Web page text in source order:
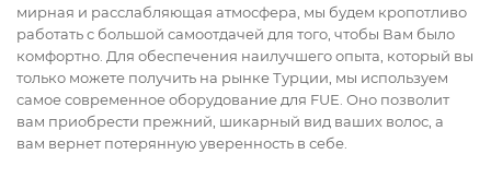
мирная и расслабляющая атмосфера, мы будем кропотливо
работать с большой самоотдачей для того, чтобы Вам было
комфортно. Для обеспечения наилучшего опыта, который вы
только можете получить на рынке Турции, мы используем
самое современное оборудование для FUE. Оно позволит
вам приобрести прежний, шикарный вид ваших волос, а
вам вернет потерянную уверенность в себе.